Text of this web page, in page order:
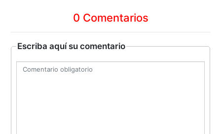
0 Comentarios
Escriba aquí su comentario